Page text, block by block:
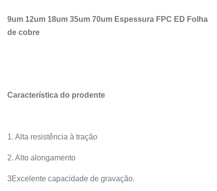
9um 12um 18um 35um 70um Espessura FPC ED Folha
de cobre
Característica do prodente
1. Alta resistência à tração
2. Alto alongamento
3Excelente capacidade de gravação.